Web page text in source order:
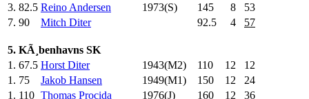
3. 82.5 Reino Andersen 1973(S) 145 8
53
7. 90 Mitch Diter 92.5 4 57
5. KÃ¸benhavns SK
1. 67.5 Horst Diter 1943(M2) 110 12
12
1. 75 Jakob Hansen 1949(M1) 150 12
24
1. 110 Thomas Procida 1976(J) 160 12
36